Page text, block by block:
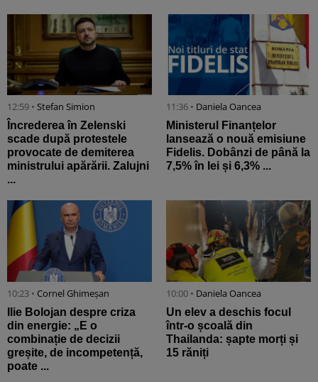
12:59 • Stefan Simion
Încrederea în Zelenski
scade după protestele
provocate de demiterea
ministrului apărării. Zalujni
...
11:36 • Daniela Oancea
Ministerul Finanțelor
lansează o nouă emisiune
Fidelis. Dobânzi de până la
7,5% în lei și 6,3% ...
10:23 • Cornel Ghimeșan
Ilie Bolojan despre criza
din energie: „E o
combinație de decizii
greșite, de incompetență,
poate ...
10:00 • Daniela Oancea
Un elev a deschis focul
într-o școală din
Thailanda: șapte morți și
15 răniți